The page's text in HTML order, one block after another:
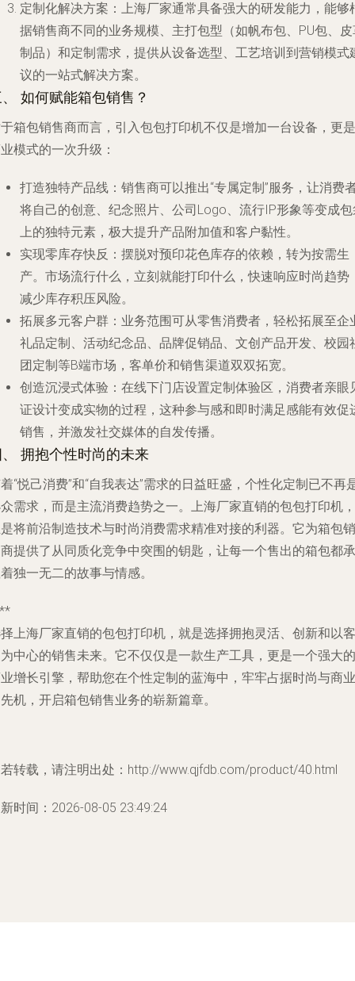
定制化解决方案 ：上海厂家通常具备强大的研发能力，能够
据销售商不同的业务规模、主打包型（如帆布包、PU包、
制品）和定制需求，提供从设备选型、工艺培训到营销模式
议的一站式解决方案。
如何赋能箱包销售？
箱包销售商而言，引入包包打印机不仅是增加一台设备，更是
模式的一次升级：
打造独特产品线 ：销售商可以推出“专属定制”服务，让消费
将自己的创意、纪念照片、公司Logo、流行IP形象等变成
上的独特元素，极大提升产品附加值和客户黏性。
实现零库存快反 ：摆脱对预印花色库存的依赖，转为按需生
产。市场流行什么，立刻就能打印什么，快速响应时尚趋势
减少库存积压风险。
拓展多元客户群 ：业务范围可从零售消费者，轻松拓展至企
礼品定制、活动纪念品、品牌促销品、文创产品开发、校园
团定制等B端市场，客单价和销售渠道双双拓宽。
创造沉浸式体验 ：在线下门店设置定制体验区，消费者亲眼
证设计变成实物的过程，这种参与感和即时满足感能有效促
销售，并激发社交媒体的自发传播。
拥抱个性时尚的未来
“悦己消费”和“自我表达”需求的日益旺盛，个性化定制已不再
需求，而是主流消费趋势之一。上海厂家直销的包包打印机，
将前沿制造技术与时尚消费需求精准对接的利器。它为箱包销
提供了从同质化竞争中突围的钥匙，让每一个售出的箱包都承
独一无二的故事与情感。
上海厂家直销的包包打印机，就是选择拥抱灵活、创新和以客
中心的销售未来。它不仅仅是一款生产工具，更是一个强大的
增长引擎，帮助您在个性定制的蓝海中，牢牢占据时尚与商业
机，开启箱包销售业务的崭新篇章。
转载，请注明出处：http://www.qjfdb.com/product/40.html
时间：2026-08-05 23:49:24